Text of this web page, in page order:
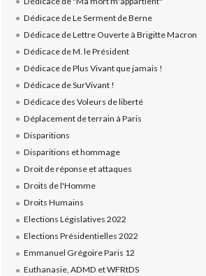
Dédicace de Le Serment de Berne
Dédicace de Lettre Ouverte à Brigitte Macron
Dédicace de M. le Président
Dédicace de Plus Vivant que jamais !
Dédicace de SurVivant !
Dédicace des Voleurs de liberté
Déplacement de terrain à Paris
Disparitions
Disparitions et hommage
Droit de réponse et attaques
Droits de l'Homme
Droits Humains
Elections Législatives 2022
Elections Présidentielles 2022
Emmanuel Grégoire Paris 12
Euthanasie, ADMD et WFRtDS